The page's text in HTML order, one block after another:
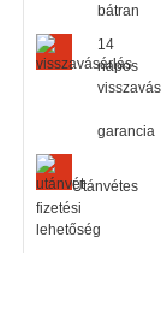
bátran
14
napos
garancia
Utánvétes
fizetési
lehetőség